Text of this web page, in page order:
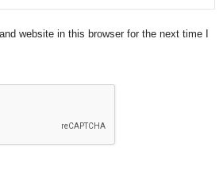
website in this browser for the next time I